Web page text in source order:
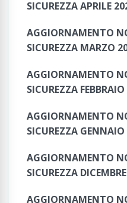
SICUREZZA APRILE
AGGIORNAMENTO
SICUREZZA MARZO
AGGIORNAMENTO
SICUREZZA
AGGIORNAMENTO
SICUREZZA
AGGIORNAMENTO
SICUREZZA
AGGIORNAMENTO